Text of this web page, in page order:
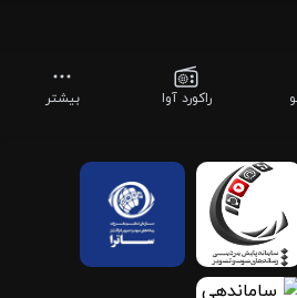
راکورد آوا بیشتر